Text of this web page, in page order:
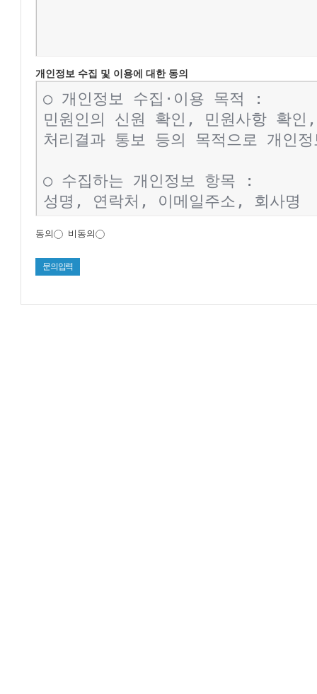
개인정보 수집 및 이용에 대한 동의
동의 비동의